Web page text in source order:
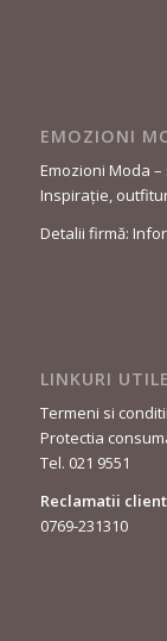
EMOZIONI
Emozioni Moda
Inspirație,
Detalii firmă:
LINKURI UTILE
Termeni si conditii
Protectia
Tel. 021 9551
Reclamatii
0769-231310